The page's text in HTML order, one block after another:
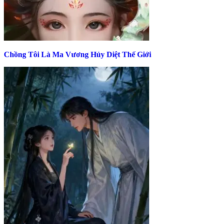
Chồng Tôi Là Ma Vương Hủy Diệt Thế Giới